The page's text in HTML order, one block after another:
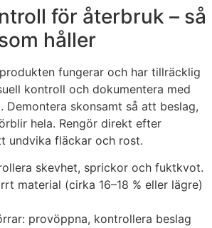
för återbruk – så
håller
fungerar och har tillräcklig
kontroll och dokumentera med
skonsamt så att beslag,
hela. Rengör direkt efter
undvika fläckar och rost.
skevhet, sprickor och fuktkvot.
material (cirka 16–18 % eller lägre)
provöppna, kontrollera beslag